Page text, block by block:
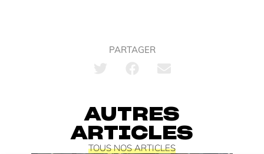
PARTAGER
AUTRES
ARTICLES
TOUS NOS ARTICLES